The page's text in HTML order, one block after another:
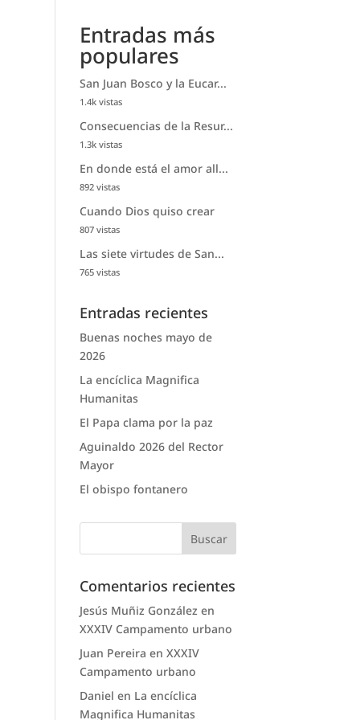
Entradas más
populares
San Juan Bosco y la Eucar...
1.4k vistas
Consecuencias de la Resur...
1.3k vistas
En donde está el amor all...
892 vistas
Cuando Dios quiso crear
807 vistas
Las siete virtudes de San...
765 vistas
Entradas recientes
Buenas noches mayo de
2026
La encíclica Magnifica
Humanitas
El Papa clama por la paz
Aguinaldo 2026 del Rector
Mayor
El obispo fontanero
Comentarios recientes
Jesús Muñiz González en
XXXIV Campamento urbano
Juan Pereira enXXXIV
Campamento urbano
Daniel en La encíclica
Magnifica Humanitas